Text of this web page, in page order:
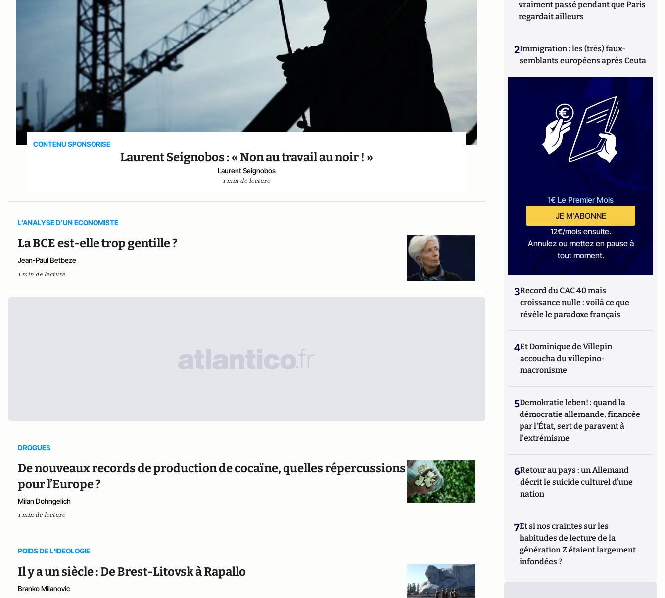
CONTENU SPONSORISE
Laurent Seignobos : « Non au travail au noir ! »
Laurent Seignobos
1 min de lecture
L'ANALYSE D'UN ECONOMISTE
La BCE est-elle trop gentille ?
Jean-Paul Betbeze
1 min de lecture
DROGUES
De nouveaux records de production de cocaïne, quelles répercussions
pour l’Europe ?
Milan Dohngelich
1 min de lecture
POIDS DE L'IDEOLOGIE
Il y a un siècle : De Brest-Litovsk à Rapallo
Branko Milanovic
vraiment passé pendant que Paris
regardait ailleurs
2Immigration : les (très) faux-
semblants européens après Ceuta
1€ Le Premier Mois
JE M'ABONNE
12€/mois ensuite.
Annulez ou mettez en pause à
tout moment.
3Record du CAC 40 mais
croissance nulle : voilà ce que
révèle le paradoxe français
4Et Dominique de Villepin
accoucha du villepino-
macronisme
5Demokratie leben! : quand la
démocratie allemande, financée
par l'État, sert de paravent à
l'extrémisme
6Retour au pays : un Allemand
décrit le suicide culturel d’une
nation
7Et si nos craintes sur les
habitudes de lecture de la
génération Z étaient largement
infondées ?